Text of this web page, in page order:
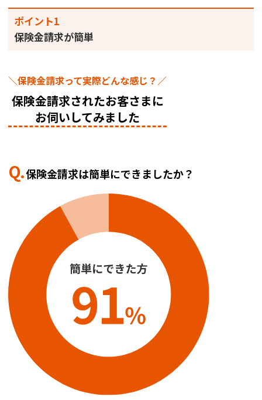
ポイント1
保険金請求が簡単
＼保険金請求って実際どんな感じ？／
保険金請求されたお客さまに
お伺いしてみました
Q.保険金請求は簡単にできましたか？